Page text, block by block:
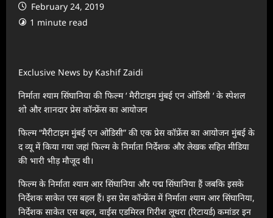
February 24, 2019
1 minute read
Exclusive News by Kashif Zaidi
निर्माता श्याम सिंघानिया की फिल्म ‘ मैरीटाइम मुंबई एन ओडिसी ‘ के स्पेशल
शो और शानदार प्रेस कॉन्फ्रेंस का आयोजन
फिल्म “मैरीटाइम मुंबई एन ओडिसी” की एक प्रेस कॉफ्रेंस का आयोजन मुंबई के
द व्यू में किया गया जहां फिल्म के निर्माता निर्देशक और लेखक सहित मीडिया
की भारी भीड़ मौजूद थी।
फिल्म के निर्माता श्याम आर सिंघानिया और पद्म सिंघानिया हैं जबकि इसके
निर्देशक साकेत एस बहल हैं। इस प्रेस कॉन्फ्रेंस में निर्माता श्याम आर सिंघानिया,
निर्देशक साकेत एस बहल, वाईस एडमिरल गिरीश लूथरा (रिटायर्ड) कमांडर इन